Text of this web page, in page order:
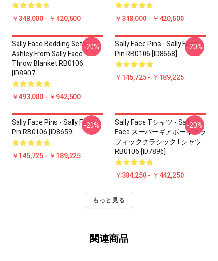
￥348,000 - ￥420,500 ￥348,000 - ￥420,500
Sally Face Bedding Sets -
Ashley From Sally Face
Throw Blanket RB0106
[ID8907]
￥493,000 - ￥942,500
-20%
Sally Face Pins - Sally Face
Pin RB0106 [ID8668]
￥145,725 - ￥189,225
-20%
Sally Face Pins - Sally Face
Pin RB0106 [ID8659]
￥145,725 - ￥189,225
-20%
Sally Face Tシャツ - Sally
Face スーパーギアボーイグラ
フィッククラシックTシャツ
RB0106 [ID7896]
￥384,250 - ￥442,250
-20%
もっと見る
関連商品